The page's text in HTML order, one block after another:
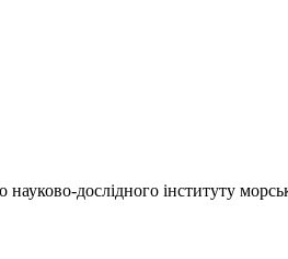
дослідного інституту